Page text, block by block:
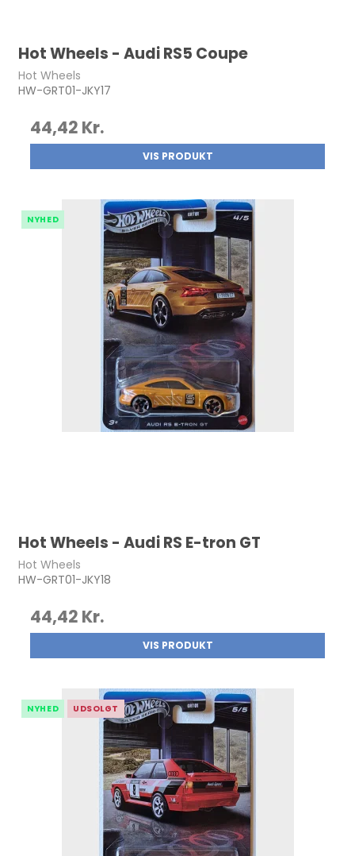
Hot Wheels - Audi RS5 Coupe
Hot Wheels
HW-GRT01-JKY17
44,42 Kr.
VIS PRODUKT
NYHED
Hot Wheels - Audi RS E-tron GT
Hot Wheels
HW-GRT01-JKY18
44,42 Kr.
VIS PRODUKT
NYHED UDSOLGT